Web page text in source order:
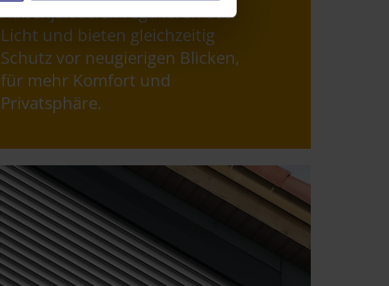
Außenjalousien regulieren das
Licht und bieten gleichzeitig
Schutz vor neugierigen Blicken,
für mehr Komfort und
Privatsphäre.